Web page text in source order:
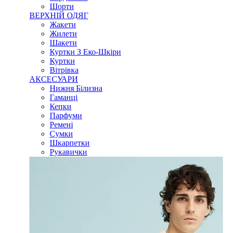
Шорти
ВЕРХНІЙ ОДЯГ
Жакети
Жилети
Шакети
Куртки З Еко-Шкіри
Куртки
Вітрівка
АКСЕСУАРИ
Нижня Білизна
Гаманці
Кепки
Парфуми
Ремені
Сумки
Шкарпетки
Рукавички